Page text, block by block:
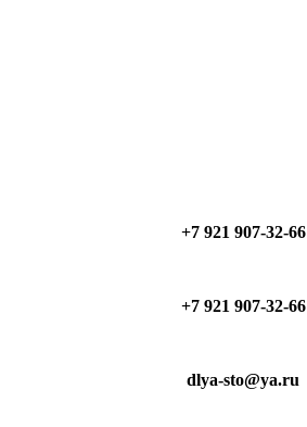
+7 921 907-32-66
+7 921 907-32-66
dlya-sto@ya.ru